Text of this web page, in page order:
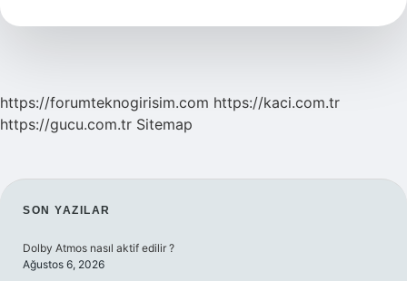
Olur
https://forumteknogirisim.com https://kaci.com.tr
https://gucu.com.tr Sitemap
SIDEBAR
SON YAZILAR
Dolby Atmos nasıl aktif edilir ?
Ağustos 6, 2026